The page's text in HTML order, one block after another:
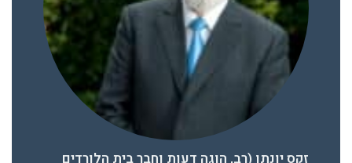
זקס יונתן (רב, הוגה דעות וחבר בית הלורדים